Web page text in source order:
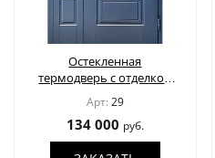
Остекленная
термодверь с отделкой
наборными панелями
МДФ шпон
Арт: 29
134 000 руб.